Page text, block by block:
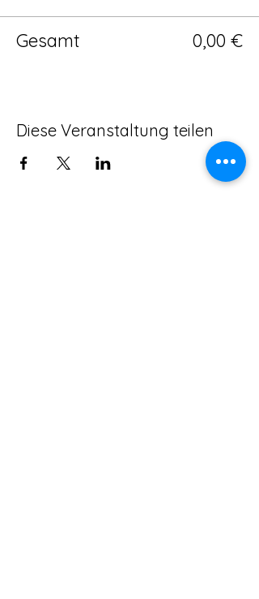
Gesamt 0,00 €
Diese Veranstaltung teilen